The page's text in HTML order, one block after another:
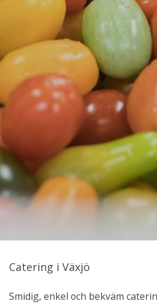
Catering i Växjö
Smidig, enkel och bekväm